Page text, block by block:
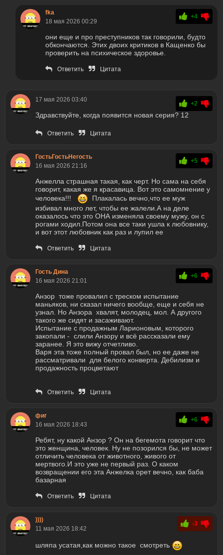
fka
18 мая 2026 00:29
+4
они еще и про преступников так говорили, будто
обкончаются. Этих двоих критиков в Кащенко бы
проверить на психическое здоровье.
Ответить Цитата
17 мая 2026 03:40
+2
Здравствуйте, когда появится новая серия? 12
Ответить Цитата
ГостьГостьНегость
16 мая 2026 21:16
+5
Анжелла страшная такая, как черт. Но сама на себя
говорит, какая же я красавица. Вот это самомнение у
человека!!!
Плакалась вечно,что ее муж
избивал много лет, чтобы ее жалели.А на деле
оказалось что это ОНА изменяла своему мужу, он с
рогами ходил.Потом она все таки ушла к любовнику,
и вот этот любовник как раз и лупил ее
Ответить Цитата
Гость Дина
16 мая 2026 21:01
+6
Анзор тоже провалил с треском испытание
маньяков, ни сказал ничего вообще, еще и себя не
узнал. Но Анзора хвалят, молодец, мол. А другого
такого же сидят и засаживают.
Испытание с продажным Ларионовым, которого
закопали - слили Анзору и всё рассказали ему
заранее. Я это вижу отчетливо.
Варя эта тоже полный провал был, но ее даже не
рассматривали для белого конверта. Дебилизм и
продажность процветают
Ответить Цитата
фиг
16 мая 2026 18:43
+6
Ребят, ну какой Анзор ? Он на бегемота говорит что
это женщина, человек. Ну не позорился бы, не может
отличить человека от животного, живого от
мертвого.И это уже не первый раз. О каком
возвращении его эта Анжелка орет вечно, как баба
базарная
Ответить Цитата
))))
11 мая 2026 18:42
-3
шляпа усатая,как можно такое смотреть